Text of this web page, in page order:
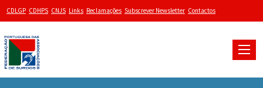
CDLGP CDHPS CNJS Links Reclamações Subscrever Newsletter Contactos
Toggle